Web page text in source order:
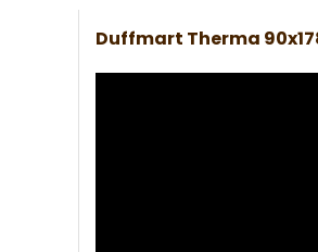
Duffmart Therma